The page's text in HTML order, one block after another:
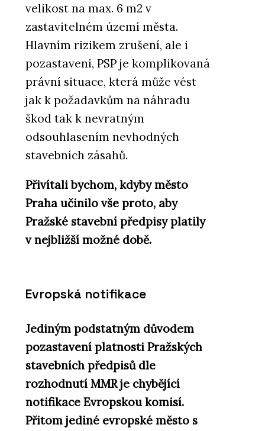
velikost na max. 6 m2 v
zastavitelném území města.
Hlavním rizikem zrušení, ale i
pozastavení, PSP je komplikovaná
právní situace, která může vést
jak k požadavkům na náhradu
škod tak k nevratným
odsouhlasením nevhodných
stavebních zásahů.
Přivítali bychom, kdyby město
Praha učinilo vše proto, aby
Pražské stavební předpisy platily
v nejbližší možné době.
Evropská notifikace
Jediným podstatným důvodem
pozastavení platnosti Pražských
stavebních předpisů dle
rozhodnutí MMR je chybějící
notifikace Evropskou komisí.
Přitom jediné evropské město s